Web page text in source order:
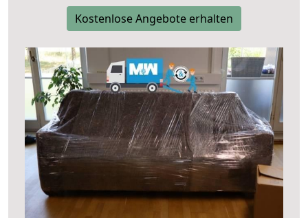
Kostenlose Angebote erhalten